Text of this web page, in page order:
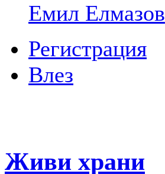
Емил Елмазов
Регистрация
Влез
Живи храни